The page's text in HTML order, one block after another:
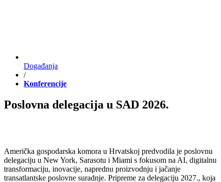
Događanja
/
Konferencije
Poslovna delegacija u SAD 2026.
Američka gospodarska komora u Hrvatskoj predvodila je poslovnu
delegaciju u New York, Sarasotu i Miami s fokusom na AI, digitalnu
transformaciju, inovacije, naprednu proizvodnju i jačanje
transatlantske poslovne suradnje. Pripreme za delegaciju 2027., koja